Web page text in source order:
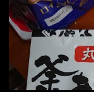
でる～ でもコレっ
初と最後では麺の固
らないじゃん！ 茹
う。 事前にググって
文方法としてあるら
者も居るらしい云う